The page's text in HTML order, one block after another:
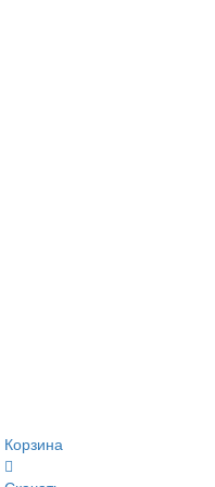
Корзина